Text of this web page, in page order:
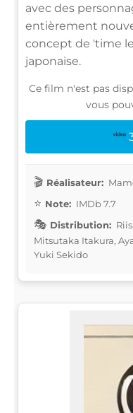
avec des
entièrement
concept de 'time
japonaise.
Ce film n'est pas
vous
Réalisateur:
Note: IMDb 7.7
Distribution:
Mitsutaka Itakura,
Yuki Sekido